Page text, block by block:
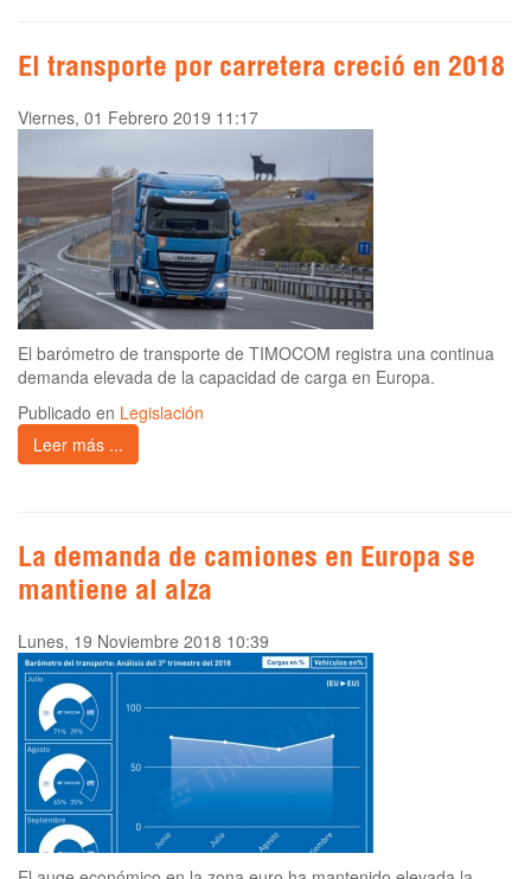
El transporte por carretera creció en 2018
Viernes, 01 Febrero 2019 11:17
El barómetro de transporte de TIMOCOM registra una continua
demanda elevada de la capacidad de carga en Europa.
Publicado en Legislación
Leer más ...
La demanda de camiones en Europa se
mantiene al alza
Lunes, 19 Noviembre 2018 10:39